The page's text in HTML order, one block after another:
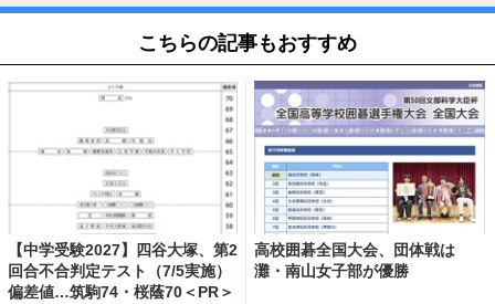
こちらの記事もおすすめ
【中学受験2027】四谷大塚、第2
回合不合判定テスト（7/5実施）
偏差値…筑駒74・桜蔭70＜PR＞
高校囲碁全国大会、団体戦は
灘・南山女子部が優勝